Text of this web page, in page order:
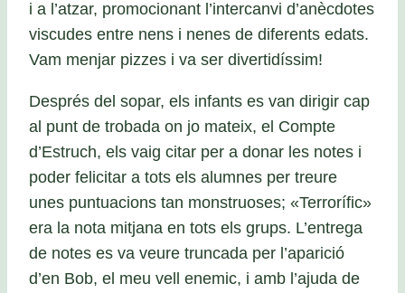
i a l’atzar, promocionant l’intercanvi d’anècdotes
viscudes entre nens i nenes de diferents edats.
Vam menjar pizzes i va ser divertidíssim!
Després del sopar, els infants es van dirigir cap
al punt de trobada on jo mateix, el Compte
d’Estruch, els vaig citar per a donar les notes i
poder felicitar a tots els alumnes per treure
unes puntuacions tan monstruoses; «Terrorífic»
era la nota mitjana en tots els grups. L’entrega
de notes es va veure truncada per l’aparició
d’en Bob, el meu vell enemic, i amb l’ajuda de